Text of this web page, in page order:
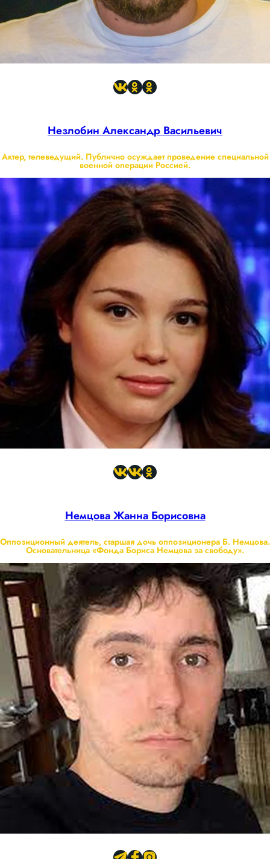
Незлобин Александр Васильевич
Актер, телеведущий. Публично осуждает проведение специальной
военной операции Россией.
Немцова Жанна Борисовна
Оппозиционный деятель, старшая дочь оппозиционера Б. Немцова.
Основательница «Фонда Бориса Немцова за свободу».